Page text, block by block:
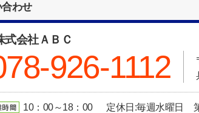
わせ
式会社ＡＢＣ
926-1112
10：00～18：00 定休日:毎週水曜日